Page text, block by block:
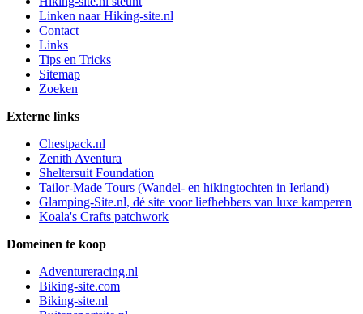
Linken naar Hiking-site.nl
Contact
Links
Tips en Tricks
Sitemap
Zoeken
Externe links
Chestpack.nl
Zenith Aventura
Sheltersuit Foundation
Tailor-Made Tours (Wandel- en hikingtochten in Ierland)
Glamping-Site.nl, dé site voor liefhebbers van luxe kamperen
Koala's Crafts patchwork
Domeinen te koop
Adventureracing.nl
Biking-site.com
Biking-site.nl